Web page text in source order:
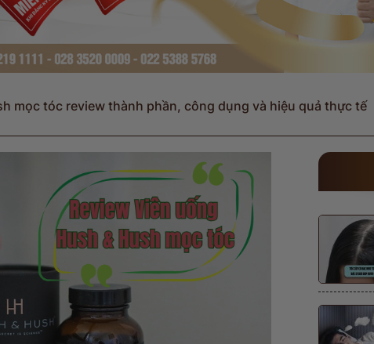
mọc tóc review thành phần, công dụng và hiệu quả thực tế